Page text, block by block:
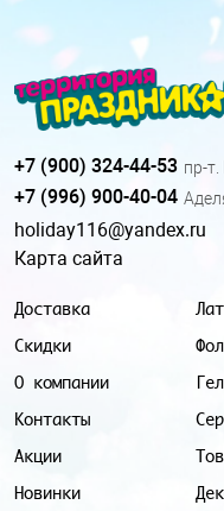
Доставка
Скидки
О компании
Контакты
Акции
Новинки
+7 (900) 324-44-53 пр-
+7 (996) 900-40-04
holiday116@yandex.ru
Карта сайта